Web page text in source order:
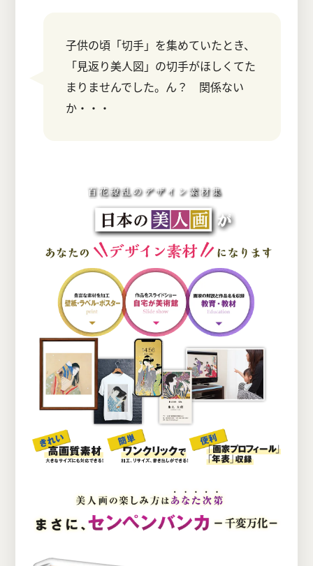
子供の頃「切手」を集めていたとき、
「見返り美人図」の切手がほしくてた
まりませんでした。ん？ 関係ない
か・・・